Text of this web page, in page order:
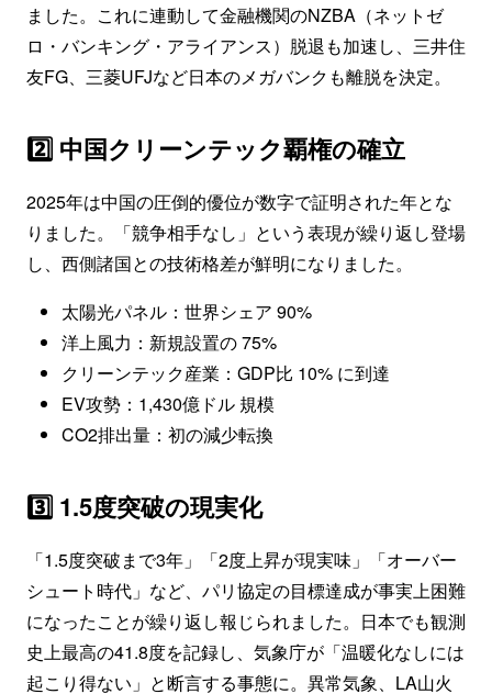
ました。これに連動して金融機関のNZBA（ネットゼ
ロ・バンキング・アライアンス）脱退も加速し、三井住
友FG、三菱UFJなど日本のメガバンクも離脱を決定。
2️⃣ 中国クリーンテック覇権の確立
2025年は中国の圧倒的優位が数字で証明された年とな
りました。「競争相手なし」という表現が繰り返し登場
し、西側諸国との技術格差が鮮明になりました。
太陽光パネル：世界シェア 90%
洋上風力：新規設置の 75%
クリーンテック産業：GDP比 10% に到達
EV攻勢：1,430億ドル 規模
CO2排出量：初の減少転換
3️⃣ 1.5度突破の現実化
「1.5度突破まで3年」「2度上昇が現実味」「オーバー
シュート時代」など、パリ協定の目標達成が事実上困難
になったことが繰り返し報じられました。日本でも観測
史上最高の41.8度を記録し、気象庁が「温暖化なしには
起こり得ない」と断言する事態に。異常気象、LA山火